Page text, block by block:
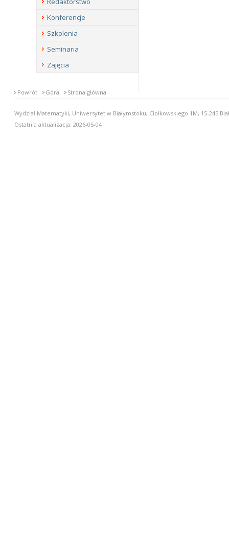
Konferencje
Szkolenia
Seminaria
Zajęcia
Powrót Góra Strona główna
Wydział Matematyki, Uniwersytet w Białymstoku, Ciołkowskiego 1M, 15-245
Ostatnia aktualizacja: 2026-05-04